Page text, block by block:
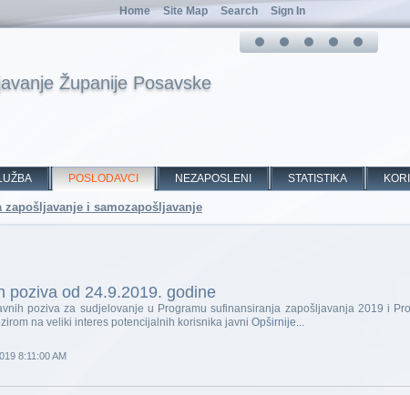
Županije Posavske
POSLODAVCI NEZAPOSLENI STATISTIKA
zapošljavanje i samozapošljavanje
poziva od 24.9.2019. godine
poziva za sudjelovanje u Programu sufinansiranja zapošljavanja 2019 i
na veliki interes potencijalnih korisnika javni Opširnije...
8:11:00 AM
Home Site Map Search Sign In